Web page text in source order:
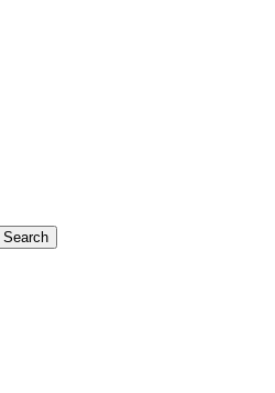
Search